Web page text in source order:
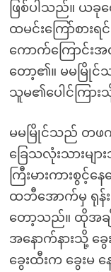
ဖြစ်ပါသည်။ ယခု
ထမင်းကြော်စား
ကောက်ကြောင်းအ
တော့၏။ မမမြိုင်
သူမ၏ပေါင်ကြာ
မမမြိုင်သည် တ
ခြေသလုံးသားမျ
ကြီးမားကားစွင့်န
ထဘီအောက်မှ ရု
တော့သည်။ ထိုအချိ
အနောက်နားသို့ ခွေ
ခွေးထီးက ခွေးမ